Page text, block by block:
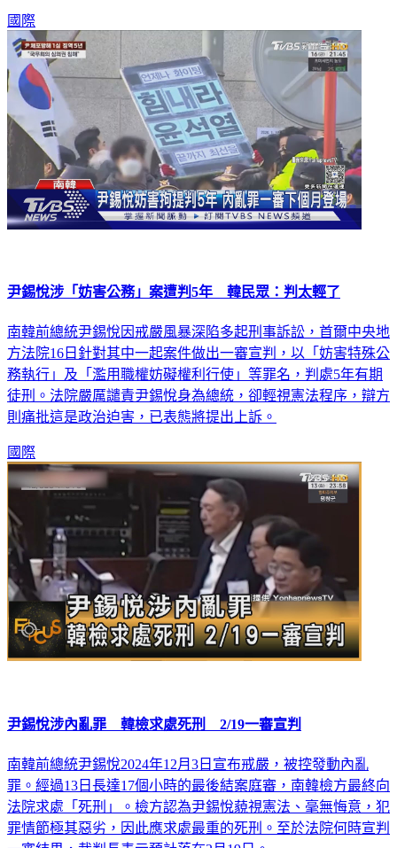
國際
尹錫悅涉「妨害公務」案遭判5年 韓民眾：判太輕了
南韓前總統尹錫悅因戒嚴風暴深陷多起刑事訴訟，首爾中央地
方法院16日針對其中一起案件做出一審宣判，以「妨害特殊公
務執行」及「濫用職權妨礙權利行使」等罪名，判處5年有期
徒刑。法院嚴厲譴責尹錫悅身為總統，卻輕視憲法程序，辯方
則痛批這是政治迫害，已表態將提出上訴。
國際
尹錫悅涉內亂罪 韓檢求處死刑 2/19一審宣判
南韓前總統尹錫悅2024年12月3日宣布戒嚴，被控發動內亂
罪。經過13日長達17個小時的最後結案庭審，南韓檢方最終向
法院求處「死刑」。檢方認為尹錫悅藐視憲法、毫無悔意，犯
罪情節極其惡劣，因此應求處最重的死刑。至於法院何時宣判